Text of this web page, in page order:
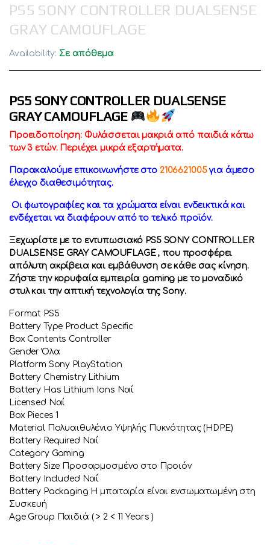
PS5 SONY CONTROLLER DUALSENSE
GRAY CAMOUFLAGE
Availability: Σε απόθεμα
PS5 SONY CONTROLLER DUALSENSE
GRAY CAMOUFLAGE
Προειδοποίηση: Φυλάσσεται μακριά από παιδιά κάτω
των 3 ετών. Περιέχει μικρά εξαρτήματα.
Παρακαλούμε επικοινωνήστε στο 2106621005για άμεσο
έλεγχο διαθεσιμότητας.
Οι φωτογραφίες και τα χρώματα είναι ενδεικτικά και
ενδέχεται να διαφέρουν από το τελικό προϊόν.
Ξεχωρίστε με το εντυπωσιακό PS5 SONY CONTROLLER
DUALSENSE GRAY CAMOUFLAGE , που προσφέρει
απόλυτη ακρίβεια και εμβάθυνση σε κάθε σας κίνηση.
Ζήστε την κορυφαία εμπειρία gaming με το μοναδικό
στυλ και την απτική τεχνολογία της Sony.
Format PS5
Battery Type Product Specific
Box Contents Controller
Gender Όλα
Platform Sony PlayStation
Battery Chemistry Lithium
Battery Has Lithium Ions Ναί
Licensed Ναί
Box Pieces 1
Material Πολυαιθυλένιο Υψηλής Πυκνότητας (HDPE)
Battery Required Ναί
Category Gaming
Battery Size Προσαρμοσμένο στο Προιόν
Battery Included Ναί
Battery Packaging Η μπαταρία είναι ενσωματωμένη στη
Συσκευή
Age Group Παιδιά ( > 2 < 11 Years )